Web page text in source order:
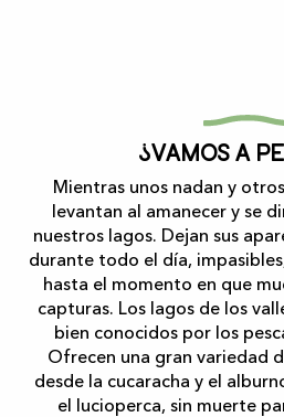
¿Vamos a
Mientras unos nadan y
levantan al amanecer y se
nuestros lagos. Dejan sus
durante todo el día,
hasta el momento en que
capturas. Los lagos de los
bien conocidos por los
Ofrecen una gran variedad
desde la cucaracha y el
el lucioperca, sin muerte